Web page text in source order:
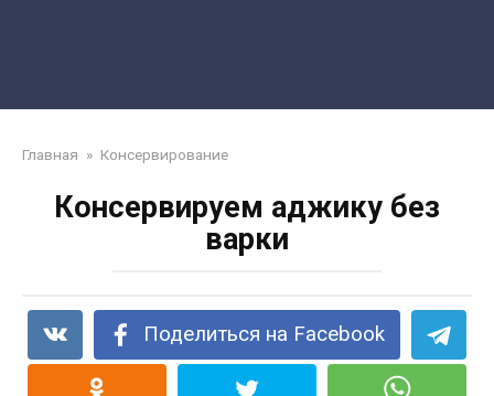
Главная » Консервирование
Консервируем аджику без
варки
Поделиться на Facebook